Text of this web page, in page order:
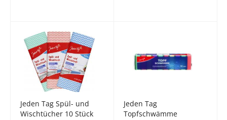
Jeden Tag Spül- und
Wischtücher 10 Stück
Jeden Tag
Topfschwämme